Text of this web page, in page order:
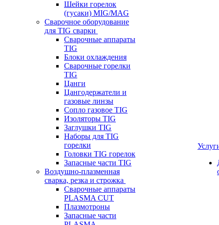
Шейки горелок
(гусаки) MIG/MAG
Сварочное оборудование
для TIG сварки
Сварочные аппараты
TIG
Блоки охлаждения
Сварочные горелки
TIG
Цанги
Цангодержатели и
газовые линзы
Сопло газовое TIG
Изоляторы TIG
Заглушки TIG
Наборы для TIG
горелки
Головки TIG горелок
Запасные части TIG
Воздушно-плазменная
сварка, резка и строжка
Сварочные аппараты
PLASMA CUT
Плазмотроны
Запасные части